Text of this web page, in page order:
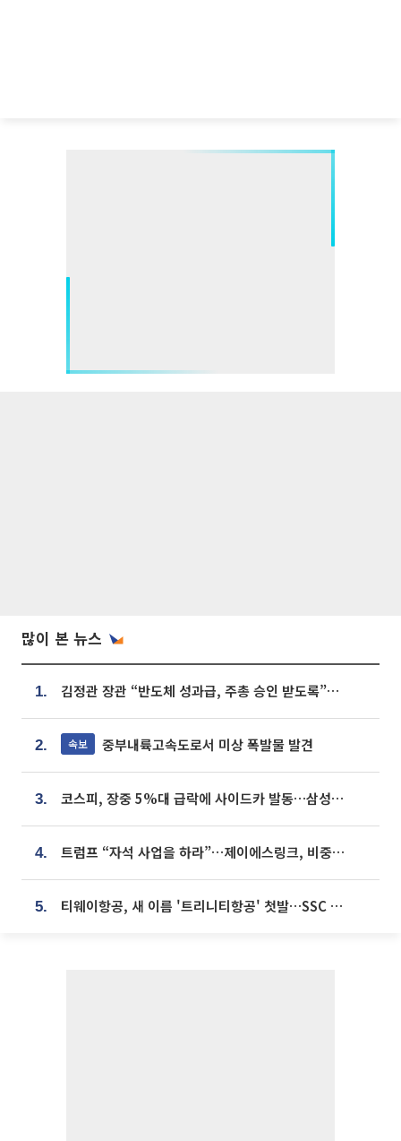
많이 본 뉴스
1. 김정관 장관 “반도체 성과급, 주총 승인 받도록”…상법·자본시장법 개정 시사
2. 속보 중부내륙고속도로서 미상 폭발물 발견
3. 코스피, 장중 5%대 급락에 사이드카 발동…삼성·SK 동반 폭락
4. 트럼프 “자석 사업을 하라”…제이에스링크, 비중국 영구자석 공급망 구축 속도
5. 티웨이항공, 새 이름 '트리니티항공' 첫발…SSC 전략 본격화